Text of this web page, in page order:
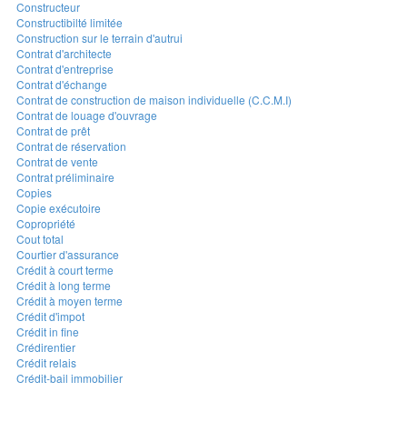
Constructeur
Constructibilté limitée
Construction sur le terrain d'autrui
Contrat d'architecte
Contrat d'entreprise
Contrat d'échange
Contrat de construction de maison individuelle (C.C.M.I)
Contrat de louage d'ouvrage
Contrat de prêt
Contrat de réservation
Contrat de vente
Contrat préliminaire
Copies
Copie exécutoire
Copropriété
Cout total
Courtier d'assurance
Crédit à court terme
Crédit à long terme
Crédit à moyen terme
Crédit d'impot
Crédit in fine
Crédirentier
Crédit relais
Crédit-bail immobilier